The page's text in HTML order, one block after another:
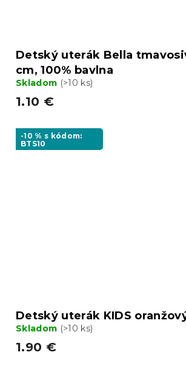
Detský uterák Bella
cm, 100% bavlna
Skladom (>10 ks)
1.10 €
-10 % s kódom:
BTS10
Detský uterák KIDS
Skladom (>10 ks)
1.90 €